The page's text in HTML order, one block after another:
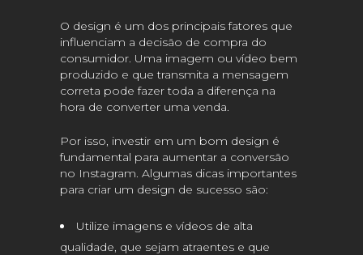
O design é um dos principais fatores que
influenciam a decisão de compra do
consumidor. Uma imagem ou vídeo bem
produzido e que transmita a mensagem
correta pode fazer toda a diferença na
hora de converter uma venda.
Por isso, investir em um bom design é
fundamental para aumentar a conversão
no Instagram. Algumas dicas importantes
para criar um design de sucesso são:
Utilize imagens e vídeos de alta
qualidade, que sejam atraentes e que